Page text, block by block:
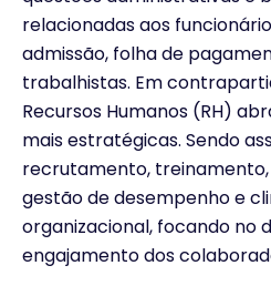
relacionadas aos
admissão, folha de
trabalhistas. Em
Recursos Humanos (RH)
mais estratégicas. Sendo
recrutamento,
gestão de desempenho e
organizacional, focando no
engajamento dos